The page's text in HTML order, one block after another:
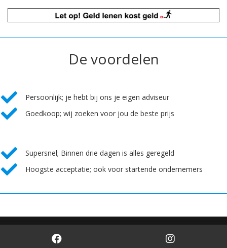
De voordelen
Persoonlijk; je hebt bij ons je eigen adviseur
Goedkoop; wij zoeken voor jou de beste prijs
Supersnel; Binnen drie dagen is alles geregeld
Hoogste acceptatie; ook voor startende ondernemers
Mogelijk gemaakt door